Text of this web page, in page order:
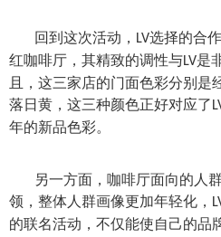
回到这次活动， LV选择的合
红咖啡厅，其精致的调性与LV是
且，这三家店的门面色彩分别是
落日黄，这三种颜色正好对应了
年的新品色彩。
另一方面，咖啡厅面向的人
领，整体人群画像更加年轻化，
的联名活动，不仅能使自己的品